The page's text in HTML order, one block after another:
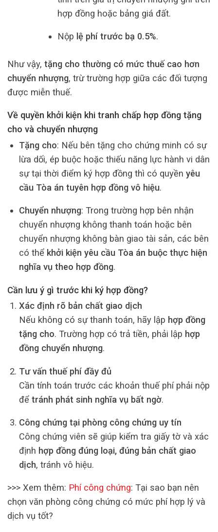
hợp đồng hoặc bảng giá đất.
Nộp lệ phí trước bạ 0.5%.
Như vậy, tặng cho thường có mức thuế cao hơn
chuyển nhượng, trừ trường hợp giữa các đối tượng
được miễn thuế.
Về quyền khởi kiện khi tranh chấp hợp đồng tặng
cho và chuyển nhượng
Tặng cho: Nếu bên tặng cho chứng minh có sự
lừa dối, ép buộc hoặc thiếu năng lực hành vi dân
sự tại thời điểm ký hợp đồng thì có quyền yêu
cầu Tòa án tuyên hợp đồng vô hiệu.
Chuyển nhượng: Trong trường hợp bên nhận
chuyển nhượng không thanh toán hoặc bên
chuyển nhượng không bàn giao tài sản, các bên
có thể khởi kiện yêu cầu Tòa án buộc thực hiện
nghĩa vụ theo hợp đồng.
Cần lưu ý gì trước khi ký hợp đồng?
Xác định rõ bản chất giao dịch
Nếu không có sự thanh toán, hãy lập hợp đồng
tặng cho. Trường hợp có trả tiền, phải lập hợp
đồng chuyển nhượng.
Tư vấn thuế phí đầy đủ
Cần tính toán trước các khoản thuế phí phải nộp
để tránh phát sinh nghĩa vụ bất ngờ.
Công chứng tại phòng công chứng uy tín
Công chứng viên sẽ giúp kiểm tra giấy tờ và xác
định hợp đồng đúng loại, đúng bản chất giao
dịch, tránh vô hiệu.
>>> Xem thêm: Phí công chứng: Tại sao bạn nên
chọn văn phòng công chứng có mức phí hợp lý và
dịch vụ tốt?